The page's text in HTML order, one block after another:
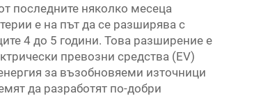
последните няколко месеца
е на път да се разширява с
4 до 5 години. Това разширение е
превозни средства (EV)
за възобновяеми източници
да разработят по-добри